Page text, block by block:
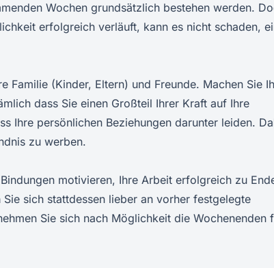
Wochen grundsätzlich bestehen werden.
erfolgreich verläuft, kann es nicht schaden,
Familie (Kinder, Eltern) und Freunde. Machen Sie
dass Sie einen Großteil Ihrer Kraft auf Ihre
Ihre persönlichen Beziehungen darunter leiden.
zu werben.
motivieren, Ihre Arbeit erfolgreich zu
sich stattdessen lieber an vorher festgelegte
Sie sich nach Möglichkeit die Wochenenden